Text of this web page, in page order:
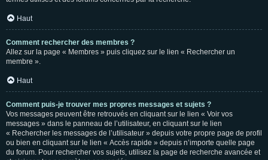
Haut
Comment rechercher des membres ?
Allez sur la page « Membres » puis cliquez sur le lien « Rechercher un
membre ».
Haut
Comment puis-je trouver mes propres messages et sujets ?
Vos messages peuvent être retrouvés en cliquant sur le lien « Voir vos
messages » dans le panneau de l’utilisateur, en cliquant sur le lien
« Rechercher les messages de l’utilisateur » depuis votre propre page de profil
ou bien en cliquant sur le lien « Accès rapide » depuis n’importe quelle page
du forum. Pour rechercher vos sujets, utilisez la page de recherche avancée et